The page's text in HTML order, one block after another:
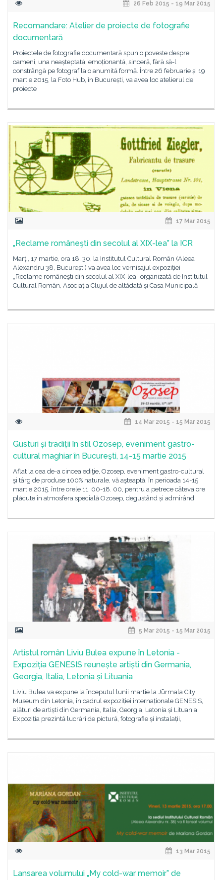
26 Feb 2015 - 19 Mar 2015
Recomandare: Atelier de proiecte de fotografie
documentară
Proiectele de fotografie documentară spun o poveste despre
oameni, una neașteptată, emoționantă, sinceră, fără să-l
constrângă pe fotograf la o anumită formă. Între 26 februarie și 19
martie 2015, la Foto Hub, în București, va avea loc atelierul de
proiecte
17 Mar 2015
„Reclame româneşti din secolul al XIX-lea” la ICR
Marți, 17 martie, ora 18. 30, la Institutul Cultural Român (Aleea
Alexandru 38, București) va avea loc vernisajul expoziției
„Reclame româneşti din secolul al XIX-lea” organizată de Institutul
Cultural Român, Asociaţia Clujul de altădată și Casa Municipală
14 Mar 2015 - 15 Mar 2015
Gusturi și tradiții în stil Ozosep, eveniment gastro-
cultural maghiar în Bucureşti, 14-15 martie 2015
Aflat la cea de-a cincea ediţie, Ozosep, eveniment gastro-cultural
şi târg de produse 100% naturale, vă aşteaptă, în perioada 14-15
martie 2015, între orele 11. 00-18. 00, pentru a petrece câteva ore
plăcute în atmosfera specială Ozosep, degustând și admirând
5 Mar 2015 - 15 Mar 2015
Artistul român Liviu Bulea expune în Letonia -
Expoziția GENESIS reunește artiști din Germania,
Georgia, Italia, Letonia și Lituania
Liviu Bulea va expune la începutul lunii martie la Jūrmala City
Museum din Letonia, în cadrul expoziției internaționale GENESIS,
alături de artiști din Germania, Italia, Georgia, Letonia și Lituania.
Expoziția prezintă lucrări de pictură, fotografie și instalații,
13 Mar 2015
Lansarea volumului „My cold-war memoir” de